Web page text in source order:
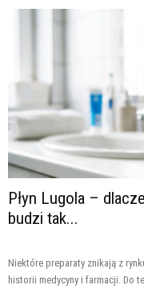
Płyn Lugola –
budzi tak...
Niektóre preparaty znikają z
historii medycyny i farmacji. Do